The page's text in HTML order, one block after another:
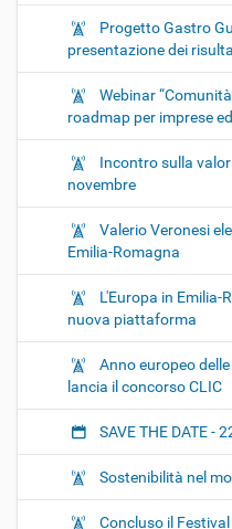
Progetto Gastro
presentazione dei
Webinar
roadmap per imprese
Incontro sulla
novembre
Valerio Veronesi
Emilia-Romagna
L'Europa in Emilia-
nuova piattaforma
Anno europeo
lancia il concorso CLIC
SAVE THE DATE -
Sostenibilità nel
Concluso il